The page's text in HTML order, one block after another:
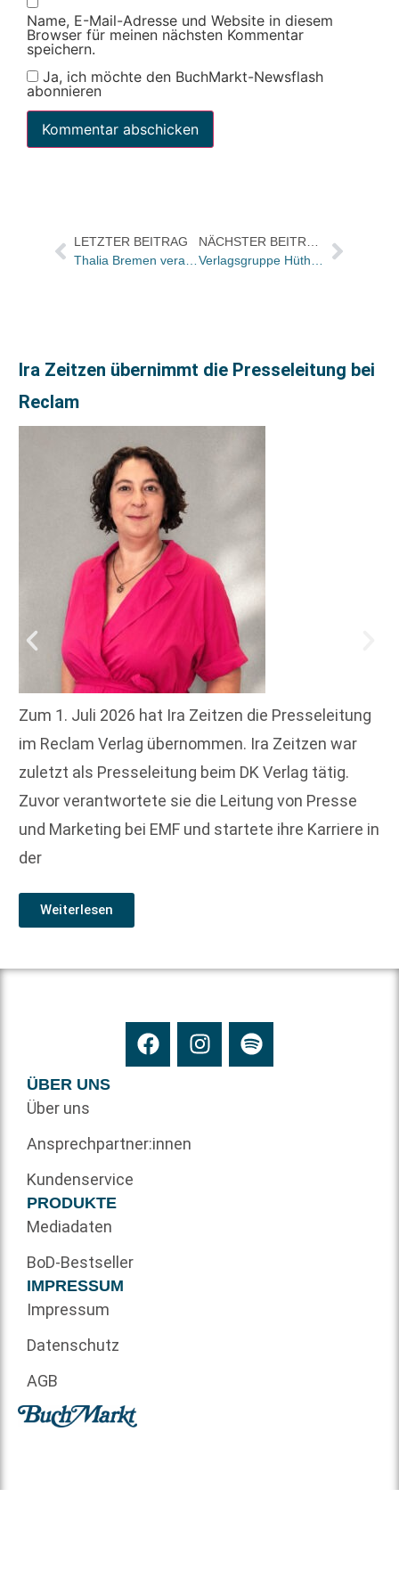
Name, E-Mail-Adresse und Website in diesem
Browser für meinen nächsten Kommentar
speichern.
Ja, ich möchte den BuchMarkt-Newsflash
abonnieren
LETZTER BEITRAG
Ira Zeitzen übernimmt die Presseleitung bei
Reclam
Zum 1. Juli 2026 hat Ira Zeitzen die Presseleitung
im Reclam Verlag übernommen. Ira Zeitzen war
zuletzt als Presseleitung beim DK Verlag tätig.
Zuvor verantwortete sie die Leitung von Presse
und Marketing bei EMF und startete ihre Karriere in
der
Weiterlesen
ÜBER UNS
Über uns
Ansprechpartner:innen
Kundenservice
PRODUKTE
Mediadaten
BoD-Bestseller
IMPRESSUM
Impressum
Datenschutz
AGB